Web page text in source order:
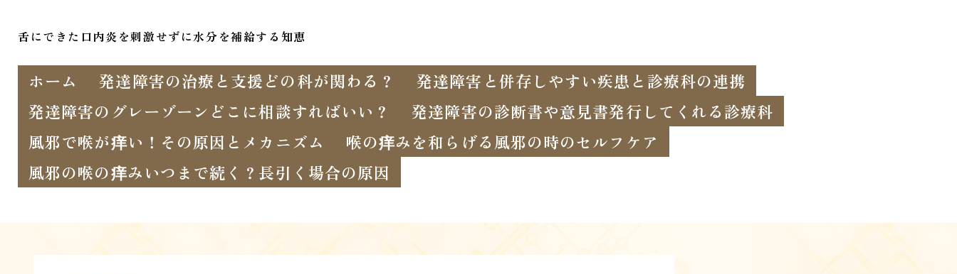
舌にできた口内炎を刺激せずに水分を補給する知恵
ホーム 発達障害の治療と支援どの科が関わる？
発達障害と併存しやすい疾患と診療科の連携
発達障害のグレーゾーンどこに相談すればいい？
発達障害の診断書や意見書発行してくれる診療科
風邪で喉が痒い！その原因とメカニズム
喉の痒みを和らげる風邪の時のセルフケア
風邪の喉の痒みいつまで続く？長引く場合の原因